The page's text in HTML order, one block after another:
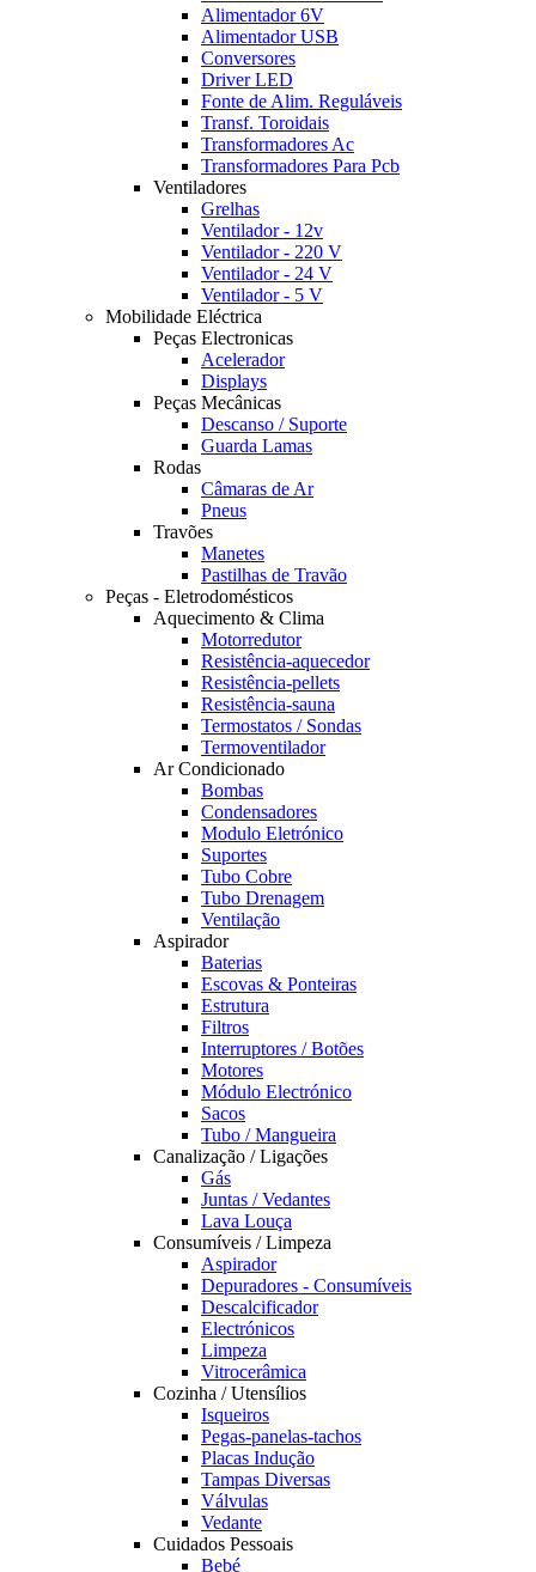
Alimentador 6V
Alimentador USB
Conversores
Driver LED
Fonte de Alim. Reguláveis
Transf. Toroidais
Transformadores Ac
Transformadores Para Pcb
Ventiladores
Grelhas
Ventilador - 12v
Ventilador - 220 V
Ventilador - 24 V
Ventilador - 5 V
Mobilidade Eléctrica
Peças Electronicas
Acelerador
Displays
Peças Mecânicas
Descanso / Suporte
Guarda Lamas
Rodas
Câmaras de Ar
Pneus
Travões
Manetes
Pastilhas de Travão
Peças - Eletrodomésticos
Aquecimento & Clima
Motorredutor
Resistência-aquecedor
Resistência-pellets
Resistência-sauna
Termostatos / Sondas
Termoventilador
Ar Condicionado
Bombas
Condensadores
Modulo Eletrónico
Suportes
Tubo Cobre
Tubo Drenagem
Ventilação
Aspirador
Baterias
Escovas & Ponteiras
Estrutura
Filtros
Interruptores / Botões
Motores
Módulo Electrónico
Sacos
Tubo / Mangueira
Canalização / Ligações
Gás
Juntas / Vedantes
Lava Louça
Consumíveis / Limpeza
Aspirador
Depuradores - Consumíveis
Descalcificador
Electrónicos
Limpeza
Vitrocerâmica
Cozinha / Utensílios
Isqueiros
Pegas-panelas-tachos
Placas Indução
Tampas Diversas
Válvulas
Vedante
Cuidados Pessoais
Bebé